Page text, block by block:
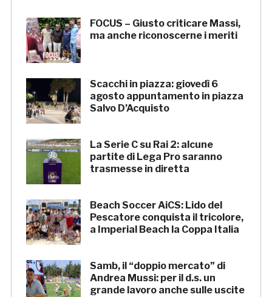
FOCUS – Giusto criticare Massi,
ma anche riconoscerne i meriti
Scacchi in piazza: giovedì 6
agosto appuntamento in piazza
Salvo D’Acquisto
La Serie C su Rai 2: alcune
partite di Lega Pro saranno
trasmesse in diretta
Beach Soccer AiCS: Lido del
Pescatore conquista il tricolore,
a Imperial Beach la Coppa Italia
Samb, il “doppio mercato” di
Andrea Mussi: per il d.s. un
grande lavoro anche sulle uscite